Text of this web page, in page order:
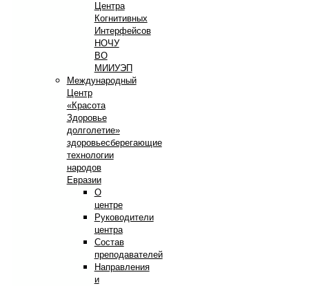
Центра
Когнитивных
Интерфейсов
НОЧУ
ВО
МИИУЭП
Международный
Центр
«Красота
Здоровье
долголетие»
здоровьесберегающие
технологии
народов
Евразии
О
центре
Руководители
центра
Состав
преподавателей
Направления
и